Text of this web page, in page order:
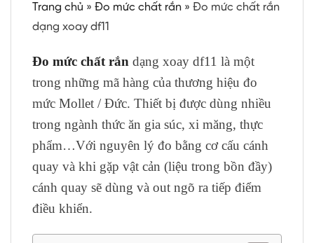
Trang chủ » Đo mức chất rắn » Đo mức chất rắn
dạng xoay df11
Đo mức chất rắn dạng xoay df11 là một
trong những mã hàng của thương hiệu đo
mức Mollet / Đức. Thiết bị được dùng nhiều
trong ngành thức ăn gia súc, xi măng, thực
phẩm…Với nguyên lý đo bằng cơ cấu cánh
quay và khi gặp vật cản (liệu trong bồn đầy)
cánh quay sẽ dùng và out ngõ ra tiếp điểm
điều khiển.